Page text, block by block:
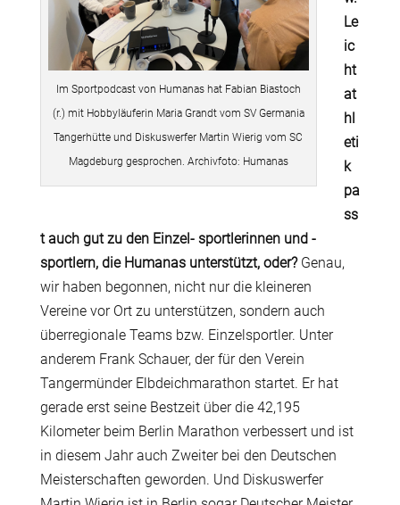
Im Sportpodcast von Humanas hat Fabian Biastoch
(r.) mit Hobbyläuferin Maria Grandt vom SV Germania
Tangerhütte und Diskuswerfer Martin Wierig vom SC
Magdeburg gesprochen. Archivfoto: Humanas
Le
ic
ht
at
hl
eti
k
pa
ss
t auch gut zu den Einzel- sportlerinnen und -
sportlern, die Humanas unterstützt, oder?Genau,
wir haben begonnen, nicht nur die kleineren
Vereine vor Ort zu unterstützen, sondern auch
überregionale Teams bzw. Einzelsportler. Unter
anderem Frank Schauer, der für den Verein
Tangermünder Elbdeichmarathon startet. Er hat
gerade erst seine Bestzeit über die 42,195
Kilometer beim Berlin Marathon verbessert und ist
in diesem Jahr auch Zweiter bei den Deutschen
Meisterschaften geworden. Und Diskuswerfer